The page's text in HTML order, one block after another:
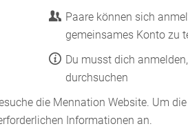
Paare können sich
gemeinsames Konto zu
Du musst dich
durchsuchen
die Mennation Website. Um
Informationen an.